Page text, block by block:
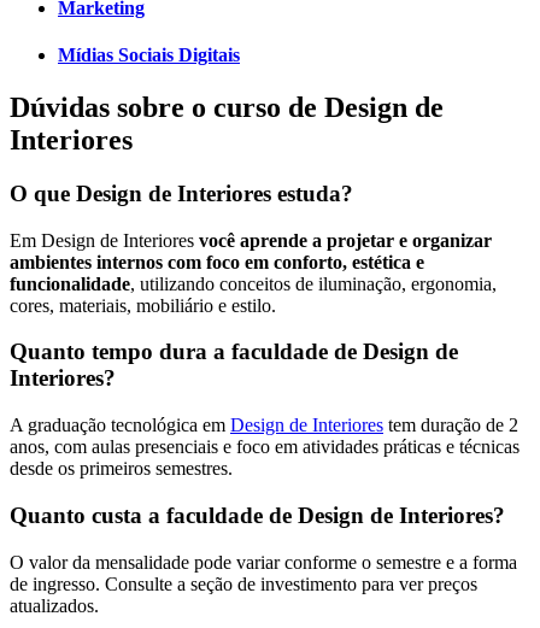
Marketing
Mídias Sociais Digitais
Dúvidas sobre o curso de Design de
Interiores
O que Design de Interiores estuda?
Em Design de Interiores você aprende a projetar e organizar
ambientes internos com foco em conforto, estética e
funcionalidade, utilizando conceitos de iluminação, ergonomia,
cores, materiais, mobiliário e estilo.
Quanto tempo dura a faculdade de Design de
Interiores?
A graduação tecnológica em Design de Interiores tem duração de 2
anos, com aulas presenciais e foco em atividades práticas e técnicas
desde os primeiros semestres.
Quanto custa a faculdade de Design de Interiores?
O valor da mensalidade pode variar conforme o semestre e a forma
de ingresso. Consulte a seção de investimento para ver preços
atualizados.